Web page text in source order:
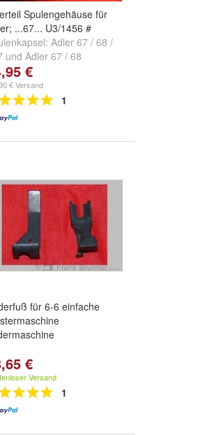
Spulengehäuse für
...67... U3/1456 #
Adler 67 / 68 /
und Adler 67 / 68
€
€ Versand
1
für 6-6 einfache
€
Versand
1